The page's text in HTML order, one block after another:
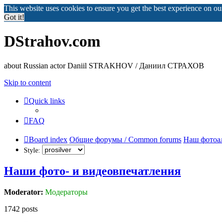
This website uses cookies to ensure you get the best experience on
Got it!
DStrahov.com
about Russian actor Daniil STRAKHOV / Даниил СТРАХОВ
Skip to content
Quick links
FAQ
Board index Общие форумы / Common forums Наш
Style:
Наши фото- и видеовпечатления
Moderator: Модераторы
1742 posts